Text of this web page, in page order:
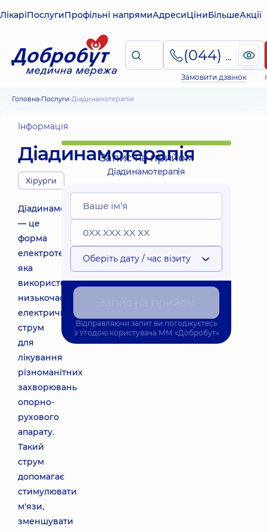
ЛікаріПослугиПрофільні напрямиАдресиЦіниБільшеАкції
(044) 495-2-888
Замовити дзвінок
Головна Послуги Діадинамотерапія
Інформація
Діадинамотерапія
Хірурги
Діадинамотерапія
— це
форма
електротерапії,
яка
використовує
низькочастотний
електричний
струм
для
лікування
різноманітних
захворювань
опорно-
рухового
апарату.
Такий
струм
допомагає
стимулювати
м'язи,
зменшувати
Запис на прийом
Діадинамотерапія
Оберіть дату / час візиту
Відправляючи запит ви погоджуєтесь
з Угодою користувача ММ «Добробут»